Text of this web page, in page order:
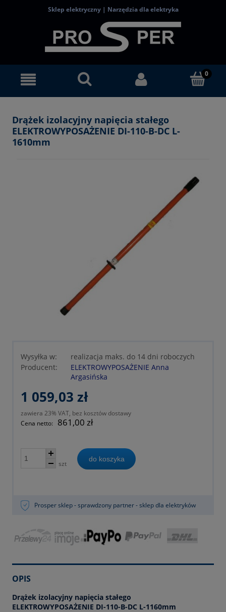
Sklep elektryczny | Narzędzia dla elektryka
Drążek izolacyjny napięcia stałego
ELEKTROWYPOSAŻENIE DI-110-B-DC L-
1610mm
Wysyłka w:
realizacja maks. do 14 dni roboczych
Producent:
ELEKTROWYPOSAŻENIE Anna
Argasińska
1 059,03 zł
zawiera 23% VAT, bez kosztów dostawy
Cena netto:
861,00 zł
szt
do koszyka
Prosper sklep - sprawdzony partner - sklep dla elektryków
OPIS
Drążek izolacyjny napięcia stałego
ELEKTROWYPOSAŻENIE DI-110-B-DC L-1160mm